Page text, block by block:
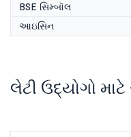
BSE સિમ્બૉલ
આઇસિન
લેટી ઉદ્યોગો